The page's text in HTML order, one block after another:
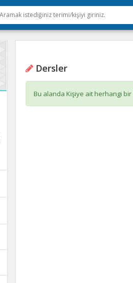
Dersler
Bu alanda Kişiye ait herhangi bir